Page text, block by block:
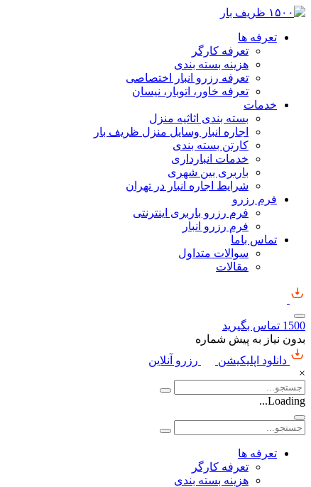
تعرفه ها
تعرفه کارگر
هزینه بسته بندی
تعرفه رزرو انبار اختصاصی
تعرفه خاور، اتوبار، نیسان
خدمات
بسته بندی اثاثیه منزل
اجاره انبار وسایل منزل ظریف بار
کارتن بسته بندی
خدمات انبارداری
باربری بین شهری
شرایط اجاره انبار در تهران
فرم رزرو
فرم رزرو باربری اینترنتی
فرم رزرو انبار
تماس باما
سوالات متداول
مقالات
1500 تماس بگیرید
بدون نیاز به پیش شماره
دانلود اپلیکیشن
رزرو آنلاین
×
Loading...
تعرفه ها
تعرفه کارگر
هزینه بسته بندی